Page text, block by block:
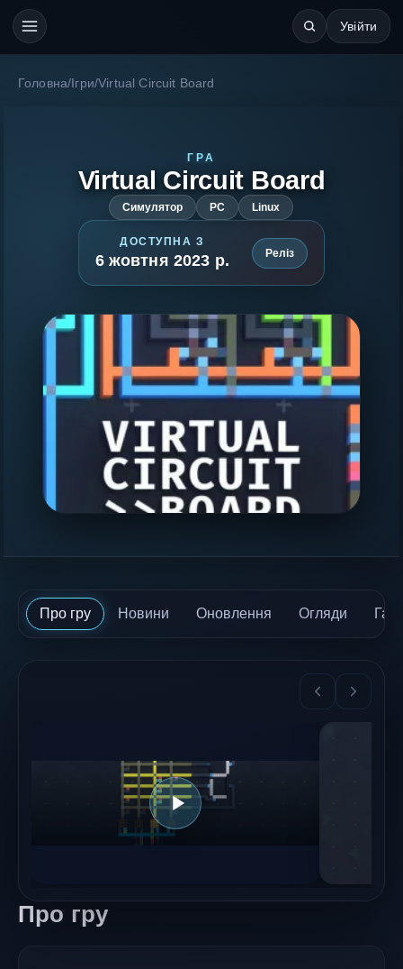
Увійти
Головна/ Ігри/Virtual Circuit Board
ГРА
Virtual Circuit Board
Симулятор PC Linux
ДОСТУПНА З
6 жовтня 2023 р. Реліз
Про гру Новини Оновлення Огляди
Про гру